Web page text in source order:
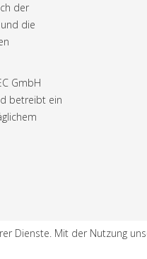
der
die
GmbH
betreibt ein
Dienste. Mit der Nutzung